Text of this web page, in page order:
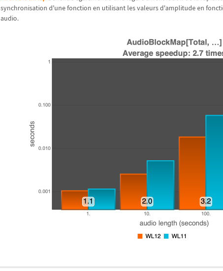
synchronisation d'une fonction en utilisant les valeurs d'amplitude en
audio.